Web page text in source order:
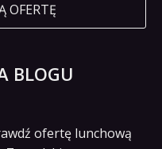
OFERTĘ
BLOGU
ofertę lunchową